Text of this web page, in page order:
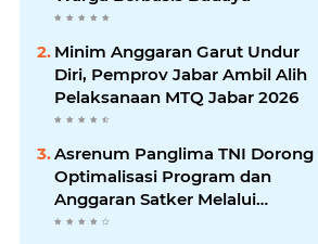
Minim Anggaran Garut Undur
Diri, Pemprov Jabar Ambil Alih
Pelaksanaan MTQ Jabar 2026
Asrenum Panglima TNI Dorong
Optimalisasi Program dan
Anggaran Satker Melalui
Evaluasi Kinerja